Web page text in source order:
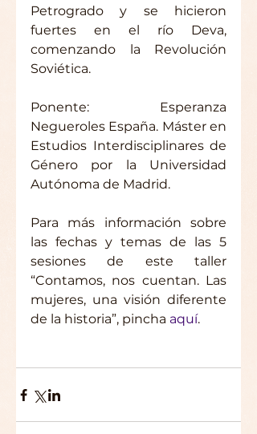
Petrogrado y se hicieron
fuertes en el río Deva,
comenzando la Revolución
Soviética.
Ponente: Esperanza
Negueroles España. Máster en
Estudios Interdisciplinares de
Género por la Universidad
Autónoma de Madrid.
Para más información sobre
las fechas y temas de las 5
sesiones de este taller
“Contamos, nos cuentan. Las
mujeres, una visión diferente
de la historia”, pincha aquí.